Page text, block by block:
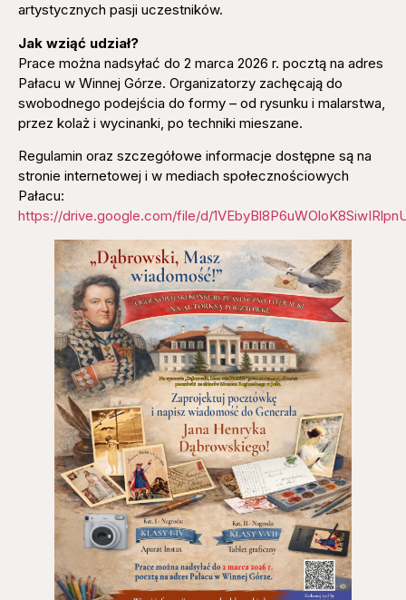
artystycznych pasji uczestników.
Jak wziąć udział?
Prace można nadsyłać do 2 marca 2026 r. pocztą na adres
Pałacu w Winnej Górze. Organizatorzy zachęcają do
swobodnego podejścia do formy – od rysunku i malarstwa,
przez kolaż i wycinanki, po techniki mieszane.
Regulamin oraz szczegółowe informacje dostępne są na
stronie internetowej i w mediach społecznościowych
Pałacu:
https://drive.google.com/file/d/